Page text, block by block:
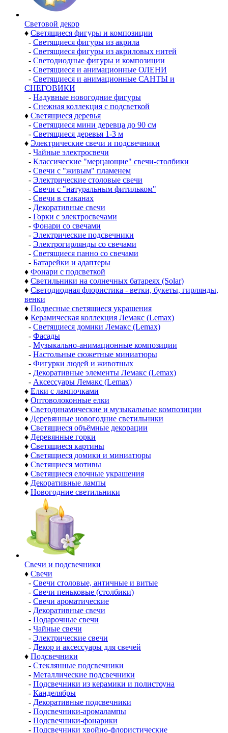
Световой декор
♦ Светящиеся фигуры и композиции
- Светящиеся фигуры из акрила
- Светящиеся фигуры из акриловых нитей
- Светодиодные фигуры и композиции
- Светящиеся и анимационные ОЛЕНИ
- Светящиеся и анимационные САНТЫ и
СНЕГОВИКИ
- Надувные новогодние фигуры
- Снежная коллекция с подсветкой
♦ Светящиеся деревья
- Светящиеся мини деревца до 90 см
- Светящиеся деревья 1-3 м
♦ Электрические свечи и подсвечники
- Чайные электросвечи
- Классические "мерцающие" свечи-столбики
- Свечи с "живым" пламенем
- Электрические столовые свечи
- Свечи с "натуральным фитильком"
- Свечи в стаканах
- Декоративные свечи
- Горки с электросвечами
- Фонари со свечами
- Электрические подсвечники
- Электрогирлянды со свечами
- Светящиеся панно со свечами
- Батарейки и адаптеры
♦ Фонари с подсветкой
♦ Светильники на солнечных батареях (Solar)
♦ Светодиодная флористика - ветки, букеты, гирлянды,
венки
♦ Подвесные светящиеся украшения
♦ Керамическая коллекция Лемакс (Lemax)
- Светящиеся домики Лемакс (Lemax)
- Фасады
- Музыкально-анимационные композиции
- Настольные сюжетные миниатюры
- Фигурки людей и животных
- Декоративные элементы Лемакс (Lemax)
- Аксессуары Лемакс (Lemax)
♦ Елки с лампочками
♦ Оптоволоконные елки
♦ Светодинамические и музыкальные композиции
♦ Деревянные новогодние светильники
♦ Светящиеся объёмные декорации
♦ Деревянные горки
♦ Светящиеся картины
♦ Светящиеся домики и миниатюры
♦ Светящиеся мотивы
♦ Светящиеся елочные украшения
♦ Декоративные лампы
♦ Новогодние светильники
Свечи и подсвечники
♦ Свечи
- Свечи столовые, античные и витые
- Свечи пеньковые (столбики)
- Свечи ароматические
- Декоративные свечи
- Подарочные свечи
- Чайные свечи
- Электрические свечи
- Декор и аксессуары для свечей
♦ Подсвечники
- Стеклянные подсвечники
- Металлические подсвечники
- Подсвечники из керамики и полистоуна
- Канделябры
- Декоративные подсвечники
- Подсвечники-аромалампы
- Подсвечники-фонарики
- Подсвечники хвойно-флористические